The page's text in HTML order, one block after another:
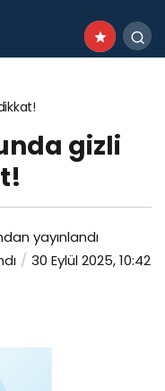
gizli
yayınlandı
30 Eylül 2025, 10:42
getirmiyor!